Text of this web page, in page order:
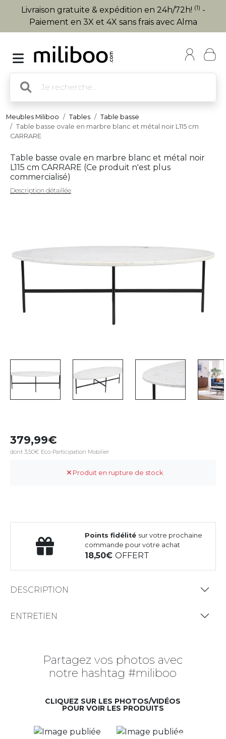
Livraison gratuite & expédition en 24h/72h! (1) -
Paiement en 3X et 4X sans frais avec Alma
Meubles Miliboo Tables
Table basse
Table basse ovale en marbre blanc et métal noir L115 cm
CARRARE
Table basse ovale en marbre blanc et métal noir
L115 cm CARRARE (Ce produit n'est plus
commercialisé)
Description détaillée
379,99
dont 3,50€ Eco-Participation Mobilier
Produit en rupture de stock
Points fidélité sur votre prochaine
commande pour votre achat
18,50OFFERT
DESCRIPTION
ENTRETIEN
Partagez vos photos avec
notre hashtag #miliboo
CLIQUEZ SUR LES PHOTOS/VIDÉOS
POUR VOIR LES PRODUITS